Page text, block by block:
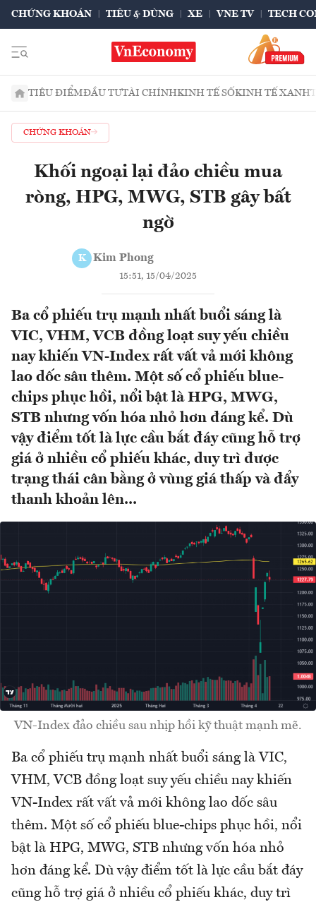
CHỨNG KHOÁN TIÊU & DÙNG XE VNE TV TECH
TIÊU ĐIỂMĐẦU TƯTÀI CHÍNHKINH TẾ SỐKINH TẾ XANH
CHỨNG KHOÁN
Khối ngoại lại đảo chiều mua
ròng, HPG, MWG, STB gây bất
ngờ
K Kim Phong
15:51, 15/04/2025
Ba cổ phiếu trụ mạnh nhất buổi sáng là
VIC, VHM, VCB đồng loạt suy yếu chiều
nay khiến VN-Index rất vất vả mới không
lao dốc sâu thêm. Một số cổ phiếu blue-
chips phục hồi, nổi bật là HPG, MWG,
STB nhưng vốn hóa nhỏ hơn đáng kể. Dù
vậy điểm tốt là lực cầu bắt đáy cũng hỗ trợ
giá ở nhiều cổ phiếu khác, duy trì được
trạng thái cân bằng ở vùng giá thấp và đẩy
thanh khoản lên...
VN-Index đảo chiều sau nhịp hồi kỹ thuật mạnh mẽ.
Ba cổ phiếu trụ mạnh nhất buổi sáng là VIC,
VHM, VCB đồng loạt suy yếu chiều nay khiến
VN-Index rất vất vả mới không lao dốc sâu
thêm. Một số cổ phiếu blue-chips phục hồi, nổi
bật là HPG, MWG, STB nhưng vốn hóa nhỏ
hơn đáng kể. Dù vậy điểm tốt là lực cầu bắt đáy
cũng hỗ trợ giá ở nhiều cổ phiếu khác, duy trì